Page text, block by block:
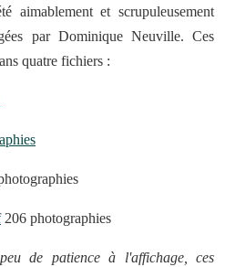
aimablement et scrupuleusement
par Dominique Neuville. Ces
quatre fichiers :
206 photographies
de patience à l'affichage, ces